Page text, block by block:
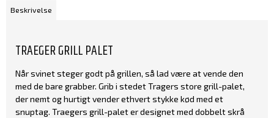
Beskrivelse
TRAEGER GRILL PALET
Når svinet steger godt på grillen, så lad være at vende den
med de bare grabber. Grib i stedet Tragers store grill-palet,
der nemt og hurtigt vender ethvert stykke kød med et
snuptag. Traegers grill-palet er designet med dobbelt skrå